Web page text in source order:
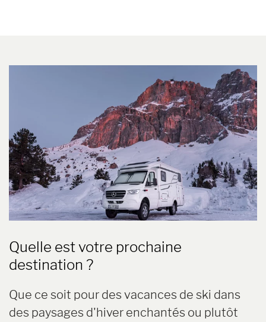
Quelle est votre prochaine
destination ?
Que ce soit pour des vacances de ski dans
des paysages d'hiver enchantés ou plutôt